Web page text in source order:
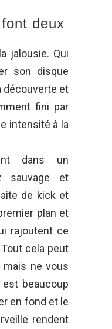
deux
jalousie. Qui
son disque
découverte et
fini par
intensité à la
dans un
sauvage et
de kick et
plan et
rajoutent ce
cela peut
mais ne vous
beaucoup
en fond et le
rendent